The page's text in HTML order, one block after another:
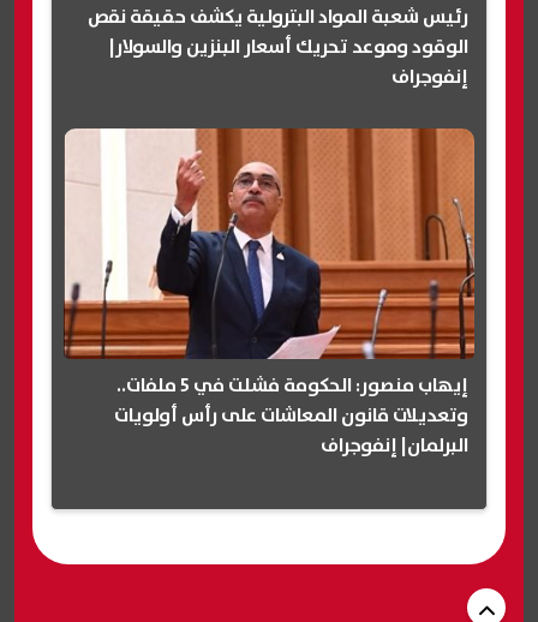
رئيس شعبة المواد البترولية يكشف حقيقة نقص
الوقود وموعد تحريك أسعار البنزين والسولار|
إنفوجراف
إيهاب منصور: الحكومة فشلت في 5 ملفات..
وتعديلات قانون المعاشات على رأس أولويات
البرلمان| إنفوجراف